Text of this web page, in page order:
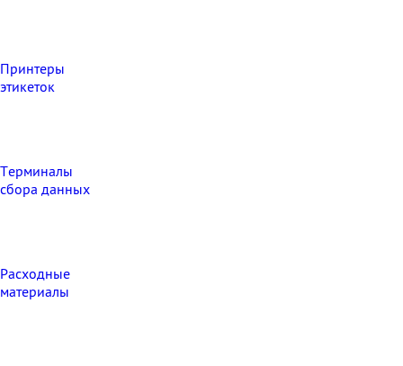
Принтеры
этикеток
Терминалы
сбора данных
Расходные
материалы